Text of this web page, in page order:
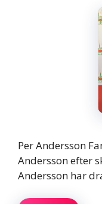
Per Andersson
Andersson efter
Andersson har